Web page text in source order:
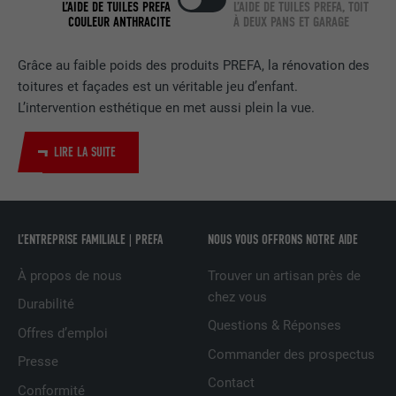
Grâce au faible poids des produits PREFA, la rénovation des
toitures et façades est un véritable jeu d’enfant.
L’intervention esthétique en met aussi plein la vue.
LIRE LA SUITE
L’AIDE DE TUILES PREFA
COULEUR ANTHRACITE
L’AIDE DE TUILES PREFA, TOIT
À DEUX PANS ET GARAGE
L’ENTREPRISE FAMILIALE | PREFA
À propos de nous
Durabilité
Offres d’emploi
Presse
Conformité
NOUS VOUS OFFRONS NOTRE AIDE
Trouver un artisan près de
chez vous
Questions & Réponses
Commander des prospectus
Contact
EXPIRATION 2 ans
UTILITÉ
LinkedIn pour suivre l'utilisation de
services intégrés.
UTILITÉ
LinkedIn pour suivre l'utilisation de
services intégrés
NOM UserMatchHistory